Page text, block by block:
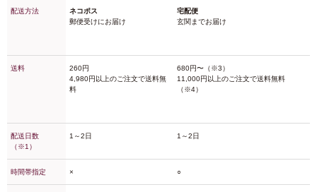
配送方法
送料
配送日数
（※1）
時間帯指定
ネコポス
郵便受けにお届け
260円
4,980円以上のご注文で送料無
料
1～2日
×
宅配便
玄関までお届け
680円〜（※3）
11,000円以上のご注文で送料無料
（※4）
1～2日
○